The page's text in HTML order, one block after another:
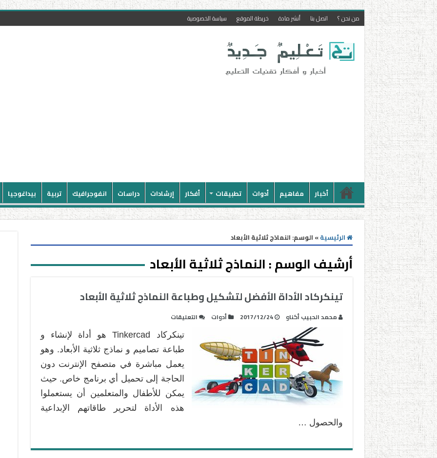
من نحن ؟ اتصل بنا أنشر مادة خريطة الموقع سياسة الخصوصية
أخبار مفاهيم أدوات تطبيقات أفكار إرشادات دراسات انفوجرافيك تربية بيداغوجيا
الرئيسية» الوسم: النماذج ثلاثية الأبعاد
أرشيف الوسم :النماذج ثلاثية الأبعاد
تينكركاد الأداة الأفضل لتشكيل وطباعة النماذج ثلاثية الأبعاد
محمد الحبيب أكناو 2017/12/24 أدوات التعليقات
الأداة
الأفضل
لتشكيل
وطباعة
النماذج
ثلاثية
الأبعاد
تينكركاد Tinkercad هو أداة لإنشاء و
طباعة تصاميم و نماذج ثلاثية الأبعاد. وهو
يعمل مباشرة في متصفح الإنترنت دون
الحاجة إلى تحميل أي برنامج خاص. حيث
يمكن للأطفال والمتعلمين أن يستعملوا
هذه الأداة لتحرير طاقاتهم الإبداعية
والحصول …